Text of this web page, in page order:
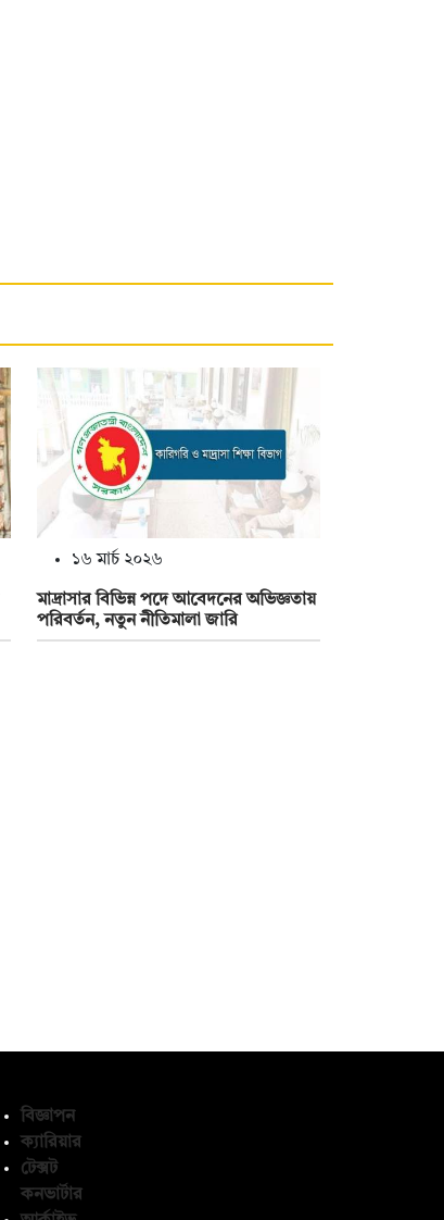
১৬ মার্চ ২০২৬
মাদ্রাসার বিভিন্ন পদে আবেদনের অভিজ্ঞতায়
পরিবর্তন, নতুন নীতিমালা জারি
বিজ্ঞাপন
ক্যারিয়ার
টেক্সট
কনভার্টার